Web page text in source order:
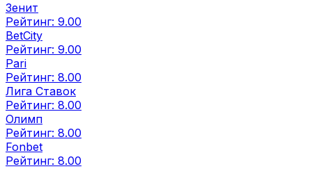
Зенит
Рейтинг: 9.00
BetCity
Рейтинг: 9.00
Pari
Рейтинг: 8.00
Лига Ставок
Рейтинг: 8.00
Олимп
Рейтинг: 8.00
Fonbet
Рейтинг: 8.00